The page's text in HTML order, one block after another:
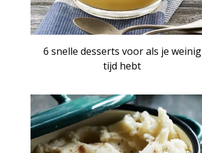
6 snelle desserts voor als je weinig
tijd hebt
ARTIKEL